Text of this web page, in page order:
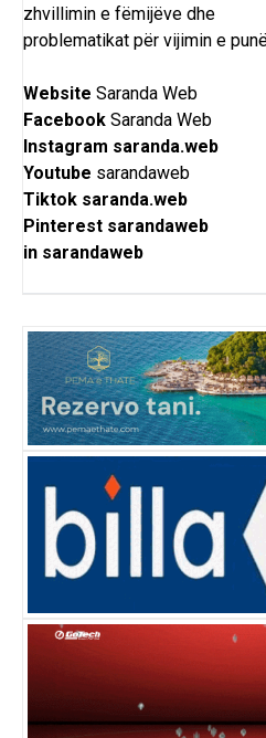
zhvillimin e fëmijëve dhe
problematikat për vijimin e
Website Saranda Web
Facebook Saranda Web
Instagram saranda.web
Youtube sarandaweb
Tiktok saranda.web
Pinterest sarandaweb
in sarandaweb